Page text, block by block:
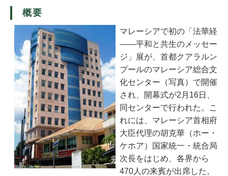
概要
マレーシアで初の「法華経
――平和と共生のメッセー
ジ」展が、首都クアラルン
プールのマレーシア総合文
化センター（写真）で開催
され、開幕式が2月16日、
同センターで行われた。こ
れには、マレーシア首相府
大臣代理の胡克華（ホー・
ケホア）国家統一・統合局
次長をはじめ、各界から
470人の来賓が出席した。